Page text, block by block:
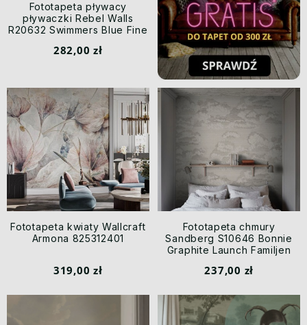
Fototapeta pływacy
pływaczki Rebel Walls
R20632 Swimmers Blue Fine
282,00 zł
Fototapeta kwiaty Wallcraft
Armona 825312401
319,00 zł
Fototapeta chmury
Sandberg S10646 Bonnie
Graphite Launch Familjen
237,00 zł